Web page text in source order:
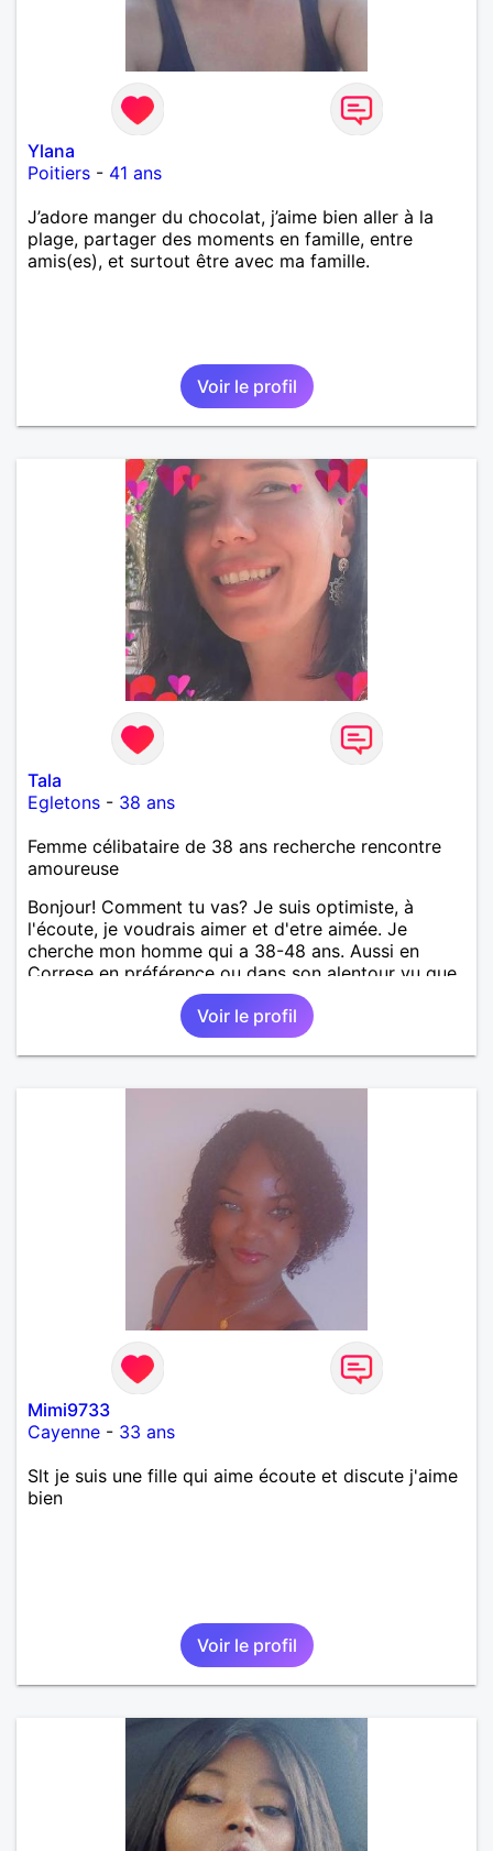
Ylana
Poitiers - 41 ans
J’adore manger du chocolat, j’aime bien aller à la
plage, partager des moments en famille, entre
amis(es), et surtout être avec ma famille.
Voir le profil
Tala
Egletons - 38 ans
Femme célibataire de 38 ans recherche rencontre
amoureuse
Bonjour! Comment tu vas? Je suis optimiste, à
l'écoute, je voudrais aimer et d'etre aimée. Je
cherche mon homme qui a 38-48 ans. Aussi en
Correse en préférence ou dans son alentour vu que
je travaille en CDI et je ne peux pas souvent
voyager loin. Merci. Bon chance à tout le monde.
Voir le profil
Mimi9733
Cayenne - 33 ans
Slt je suis une fille qui aime écoute et discute j'aime
bien
Voir le profil